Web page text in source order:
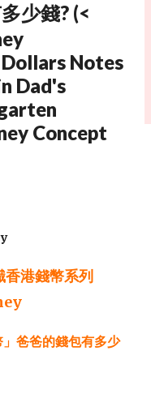
少錢? (<
Notes
Dad's
Concept
香港錢幣系列
爸爸的錢包有多少